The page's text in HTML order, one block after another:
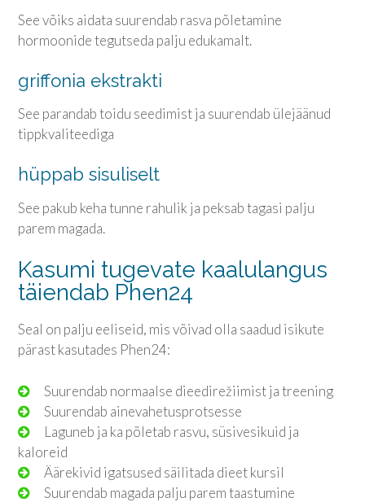
See võiks aidata suurendab rasva põletamine
hormoonide tegutseda palju edukamalt.
griffonia ekstrakti
See parandab toidu seedimist ja suurendab ülejäänud
tippkvaliteediga
hüppab sisuliselt
See pakub keha tunne rahulik ja peksab tagasi palju
parem magada.
Kasumi tugevate kaalulangus
täiendab Phen24
Seal on palju eeliseid, mis võivad olla saadud isikute
pärast kasutades Phen24:
Suurendab normaalse dieedirežiimist ja treening
Suurendab ainevahetusprotsesse
Laguneb ja ka põletab rasvu, süsivesikuid ja
kaloreid
Äärekivid igatsused säilitada dieet kursil
Suurendab magada palju parem taastumine